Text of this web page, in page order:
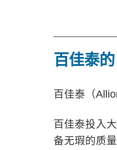
百佳泰
百佳泰（
百佳泰投入
备无瑕的质